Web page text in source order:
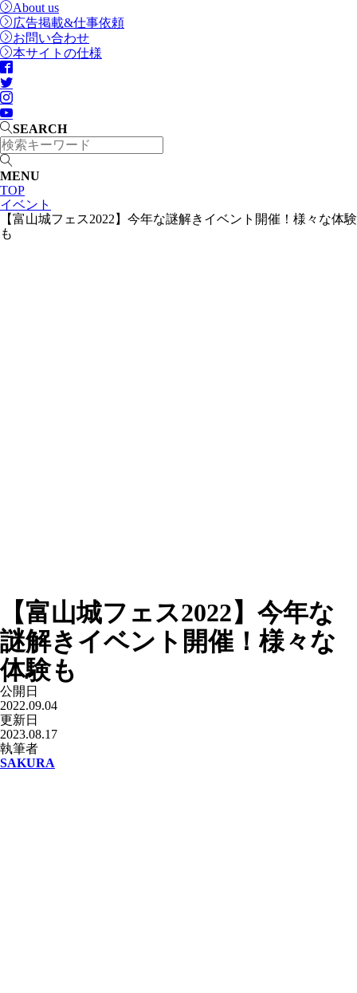
About us
広告掲載&仕事依頼
お問い合わせ
本サイトの仕様
SEARCH
MENU
TOP
イベント
【富山城フェス2022】今年な謎解きイベント開催！様々な体験
も
【富山城フェス2022】今年な
謎解きイベント開催！様々な
体験も
公開日
2022.09.04
更新日
2023.08.17
執筆者
SAKURA